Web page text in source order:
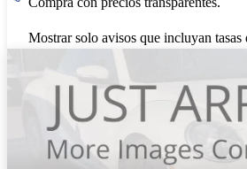
Mostrar solo avisos que incluyan tasas